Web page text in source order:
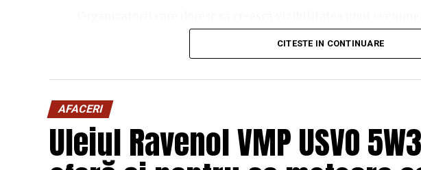
solicita o ofertă de promovare din partea echipei
CITESTE IN CONTINUARE
AFACERI
Uleiul Ravenol VMP USVO